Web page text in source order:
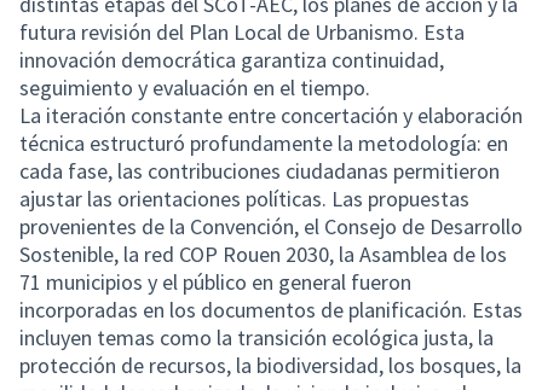
futura revisión del Plan Local de Urbanismo. Esta
innovación democrática garantiza continuidad,
seguimiento y evaluación en el tiempo.
La iteración constante entre concertación y elaboración
técnica estructuró profundamente la metodología: en
cada fase, las contribuciones ciudadanas permitieron
ajustar las orientaciones políticas. Las propuestas
provenientes de la Convención, el Consejo de Desarrollo
Sostenible, la red COP Rouen 2030, la Asamblea de los
71 municipios y el público en general fueron
incorporadas en los documentos de planificación. Estas
incluyen temas como la transición ecológica justa, la
protección de recursos, la biodiversidad, los bosques, la